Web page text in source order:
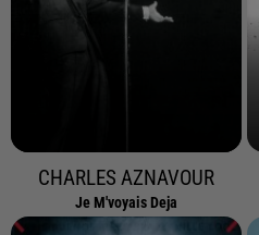
CHARLES AZNAVOUR
Je M'voyais Deja